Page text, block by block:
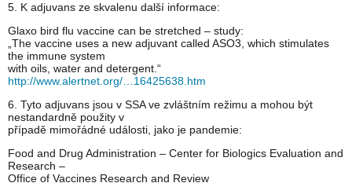
5. K adjuvans ze skvalenu další informace:
Glaxo bird flu vaccine can be stretched – study:
„The vaccine uses a new adjuvant called ASO3, which stimulates
the immune system
with oils, water and detergent.“
http://www.alertnet.org/…16425638.htm
6. Tyto adjuvans jsou v SSA ve zvláštním režimu a mohou být
nestandardně použity v
případě mimořádné události, jako je pandemie:
Food and Drug Administration – Center for Biologics Evaluation and
Research –
Office of Vaccines Research and Review